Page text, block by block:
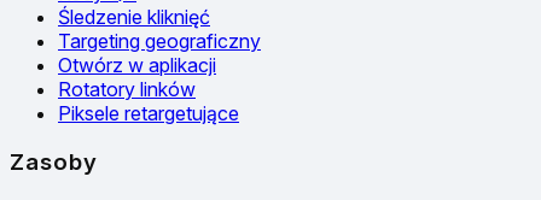
Śledzenie kliknięć
Targeting geograficzny
Otwórz w aplikacji
Rotatory linków
Piksele retargetujące
Zasoby